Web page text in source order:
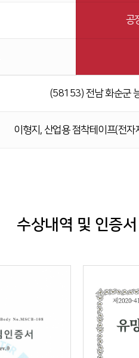
공
(58153) 전남 화순군
이형지, 산업용 점착테이프(전
수상내역 및 인증서